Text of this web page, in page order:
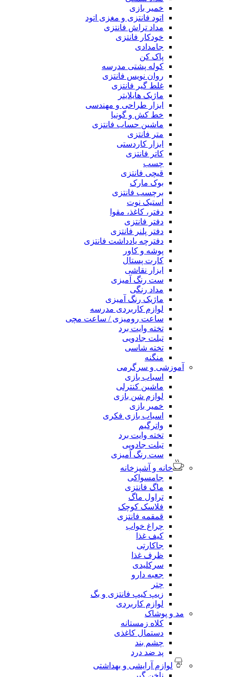
خمیر بازی
اتود فانتزی و مغزی اتود
مداد تراش فانتزی
خودکار فانتزی
کوله پشتی مدرسه
روان نویس فانتزی
غلط گیر فانتزی
ماژیک هایلایتر
ابزار طراحی و مهندسی
خط کش و گونیا
ماشین حساب فانتزی
متر فانتزی
ابزار کاردستی
کاتر فانتزی
قیچی فانتزی
بوک مارک
برچسب فانتزی
استیک نوت
دفتر، کاغذ، مقوا
دفتر فانتزی
دفتر پلنر فانتزی
دفترچه یادداشت فانتزی
پوشه و کاور
کارت پستال
ابزار نقاشی
ست رنگ آمیزی
مداد رنگی
ماژیک رنگ آمیزی
لوازم کاربردی مدرسه
ساعت رومیزی / ساعت مچی
تخته وایت برد
تبلت جادویی
تخته شاسی
آموزشی و سرگرمی
اسباب بازی
ماشین کنترلی
لوازم شن بازی
خمیر بازی
اسباب بازی فکری
تخته وایت برد
تبلت جادویی
ست رنگ آمیزی
خانه و آشپزخانه
جامسواکی
ماگ فانتزی
تراول ماگ
فلاسک کوچک
قمقمه فانتزی
چراغ خواب
زیپ کیپ فانتزی و بگ
لوازم کاربردی
مد و پوشاک
کلاه زمستانه
دستمال کاغذی
لوازم آرایشی و بهداشتی